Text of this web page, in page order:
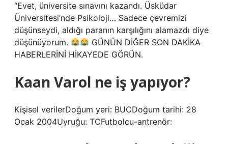
“Evet, üniversite sınavını kazandı. Üsküdar
Üniversitesi’nde Psikoloji… Sadece çevremizi
düşünseydi, aldığı paranın karşılığını alamazdı diye
düşünüyorum.
GÜNÜN DİĞER SON DAKİKA
HABERLERİNİ HİKAYEDE GÖRÜN.
Kaan Varol ne iş yapıyor?
Kişisel verilerDoğum yeri: BUCDoğum tarihi: 28
Ocak 2004Uyruğu: TCFutbolcu-antrenör: